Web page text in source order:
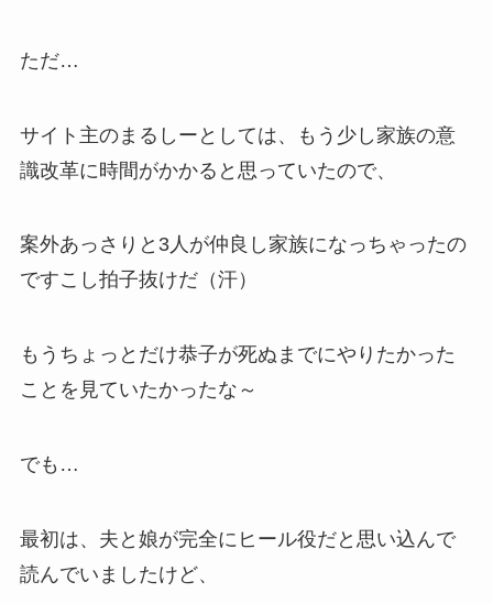
ただ…
サイト主のまるしーとしては、もう少し家族の意
識改革に時間がかかると思っていたので、
案外あっさりと3人が仲良し家族になっちゃったの
ですこし拍子抜けだ（汗）
もうちょっとだけ恭子が死ぬまでにやりたかった
ことを見ていたかったな～
でも…
最初は、夫と娘が完全にヒール役だと思い込んで
読んでいましたけど、